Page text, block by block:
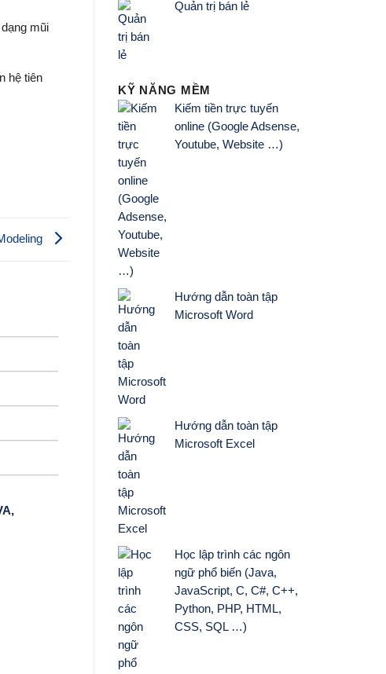
mũi
hệ tiên
Quản trị bán lẻ
KỸ NĂNG MỀM
Kiếm tiền trực tuyến
online (Google Adsense,
Youtube, Website …)
Hướng dẫn toàn tập
Microsoft Word
Hướng dẫn toàn tập
Microsoft Excel
Học lập trình các ngôn
ngữ phổ biến (Java,
JavaScript, C, C#, C++,
Python, PHP, HTML,
CSS, SQL …)